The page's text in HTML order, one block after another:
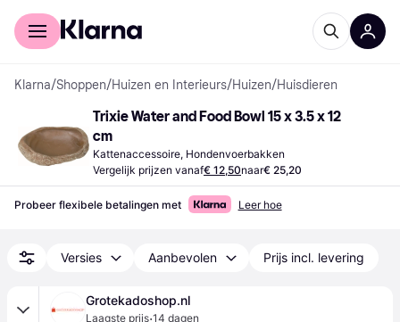
Voor shoppers
Klarna/Shoppen/Huizen en Interieurs/Huizen/Huisdieren
Trixie Water and Food Bowl 15 x 3.5 x 12
cm
Kattenaccessoire, Hondenvoerbakken
Vergelijk prijzen vanaf€ 12,50naar€ 25,20
Probeer flexibele betalingen met Leer hoe
Versies Aanbevolen Prijs incl. levering
Grotekadoshop.nl
Laagste prijs·14 dagen